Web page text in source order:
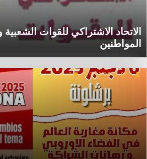
الاتحاد الاشتراكي للقوات
المواطنين
/
19/12/2025
/
0